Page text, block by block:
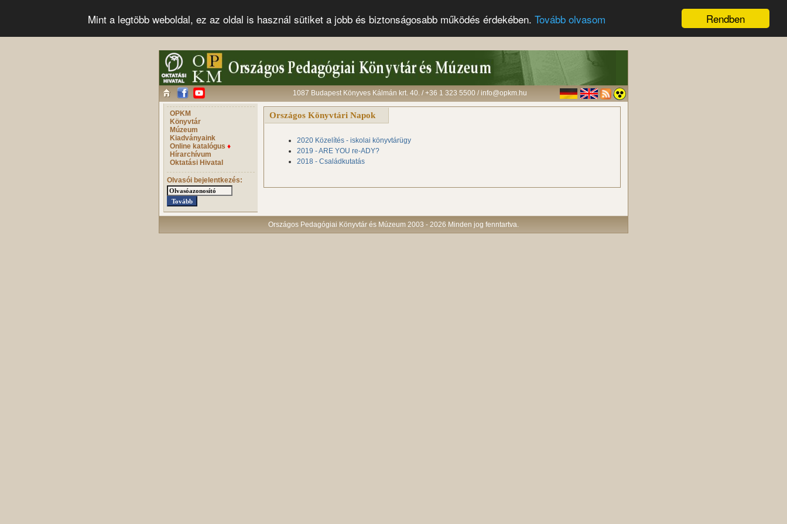
Rendben
Mint a legtöbb weboldal, ez az oldal is használ sütiket a jobb és biztonságosabb működés érdekében. Tovább olvasom
1087 Budapest Könyves Kálmán krt. 40. / +36 1 323 5500 / info@opkm.hu
OPKM
Könyvtár
Múzeum
Kiadványaink
Online katalógus ♦
Hírarchívum
Oktatási Hivatal
Olvasói bejelentkezés:
Országos Könyvtári Napok
2020 Közelítés - iskolai könyvtárügy
2019 - ARE YOU re-ADY?
2018 - Családkutatás
Országos Pedagógiai Könyvtár és Múzeum 2003 - 2026 Minden jog fenntartva.